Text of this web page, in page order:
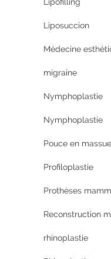
Liposuccion
Médecine
migraine
Nymphoplastie
Nymphoplastie
Pouce en massue
Profiloplastie
Prothèses
Reconstruction
rhinoplastie